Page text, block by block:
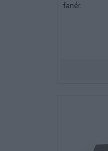
fanér.